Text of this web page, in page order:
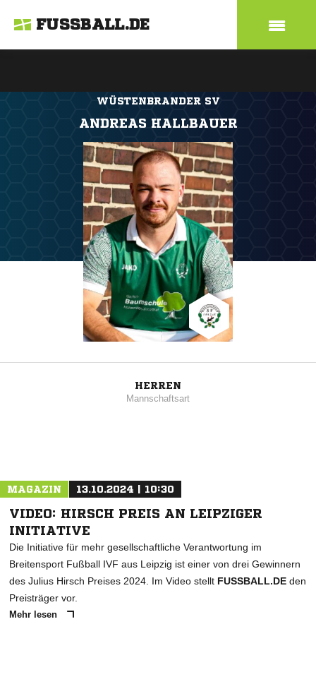
FUSSBALL.DE
WÜSTENBRANDER SV
ANDREAS HALLBAUER
HERREN
Mannschaftsart
MAGAZIN 13.10.2024 | 10:30
VIDEO: HIRSCH PREIS AN LEIPZIGER
INITIATIVE
Die Initiative für mehr gesellschaftliche Verantwortung im
Breitensport Fußball IVF aus Leipzig ist einer von drei Gewinnern
des Julius Hirsch Preises 2024. Im Video stellt FUSSBALL.DE den
Preisträger vor.
Mehr lesen